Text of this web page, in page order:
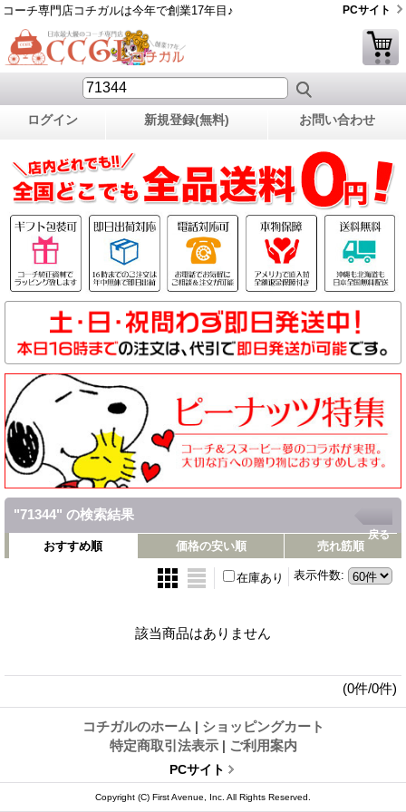
コーチ専門店コチガルは今年で創業17年目♪ PCサイト
ログイン 新規登録(無料) お問い合わせ
"71344" の検索結果
戻る
おすすめ順 価格の安い順 売れ筋順
表示件数:
在庫あり
該当商品はありません
(0件/0件)
コチガルのホーム | ショッピングカート
特定商取引法表示 | ご利用案内
PCサイト
Copyright (C) First Avenue, Inc. All Rights Reserved.